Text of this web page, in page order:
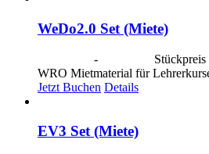
WeDo2.0 Set (Miete)
-
Stückpreis
WRO Mietmaterial für
Jetzt Buchen Details
EV3 Set (Miete)